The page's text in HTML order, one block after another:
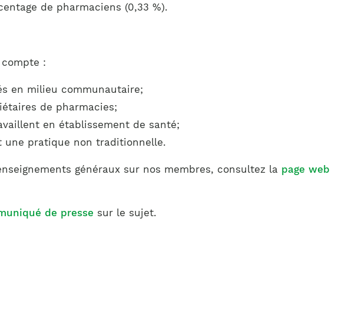
de pharmaciens (0,33 %).
:
en milieu communautaire;
de pharmacies;
en établissement de santé;
une pratique non traditionnelle.
généraux sur nos membres, consultez la page web
de presse sur le sujet.